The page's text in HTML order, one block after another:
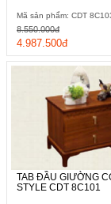
Mã sản phẩm: CDT
4.987.500đ
8.550.000đ
TAB ĐẦU GIƯỜNG
STYLE CDT 8C101